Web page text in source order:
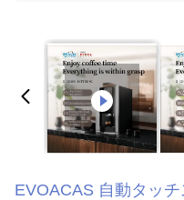
EVOACAS 自動タッ